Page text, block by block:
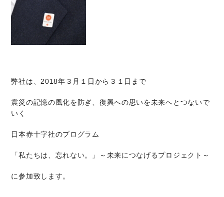
弊社は、2018年３月１日から３１日まで
震災の記憶の風化を防ぎ、復興への思いを未来へとつないで
いく
日本赤十字社のプログラム
「私たちは、忘れない。」～未来につなげるプロジェクト～
に参加致します。